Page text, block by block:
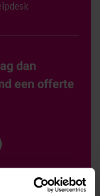
dan
een offerte